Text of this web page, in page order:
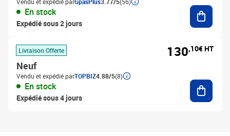
En stock
Expédié sous 2 jours
Livraison Offerte
Neuf
Vendu et expédié parTOPBIZ4.88/5(8)
En stock
Expédié sous 4 jours
130,10€ HT